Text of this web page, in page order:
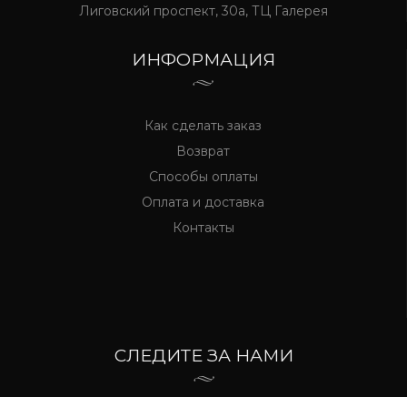
Лиговский проспект, 30а, ТЦ Галерея
ИНФОРМАЦИЯ
Как сделать заказ
Возврат
Способы оплаты
Оплата и доставка
Контакты
СЛЕДИТЕ ЗА НАМИ